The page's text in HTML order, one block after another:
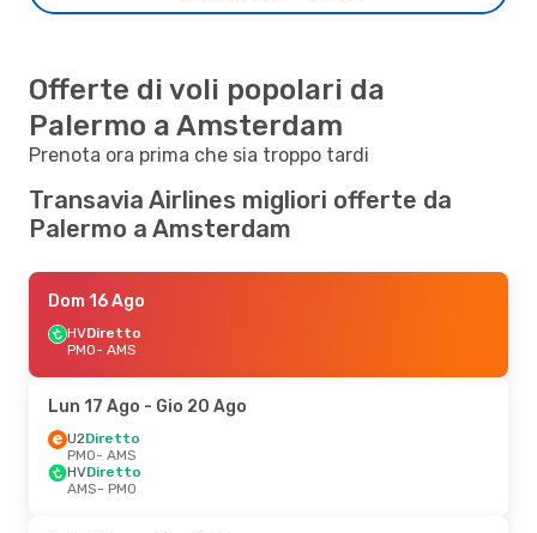
Offerte di voli popolari da
Palermo a Amsterdam
Prenota ora prima che sia troppo tardi
Transavia Airlines migliori offerte da
Palermo a Amsterdam
Dom 16 Ago
HVDiretto
PMO- AMS
Lun 17 Ago - Gio 20 Ago
U2Diretto
PMO- AMS
HVDiretto
AMS- PMO